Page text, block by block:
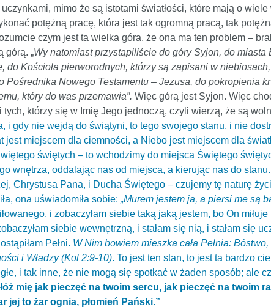
mimo że są istotami światłości, które mają o
potężną pracę, która jest tak ogromną pracą, tak
czym jest ta wielka góra, że ona ma ten problem –
górą. „Wy natomiast przystąpiliście do góry Syjon, do miasta
Kościoła pierworodnych, którzy są zapisani w
Nowego Testamentu – Jezusa, do pokropienia
który do was przemawia”. Więc górą jest Syjon. Więc
którzy się w Imię Jego jednoczą, czyli wierzą, że są
i gdy nie wejdą do świątyni, to tego swojego stanu, i nie
miejscem dla ciemności, a Niebo jest miejscem dla
świętych – to wchodzimy do miejsca Świętego
wnętrza, oddalając nas od miejsca, a kierując nas do
Chrystusa Pana, i Ducha Świętego – czujemy tę naturę
ona uświadomiła sobie: „Murem jestem ja, a piersi me są
i zobaczyłam siebie taką jaką jestem, bo On
siebie wewnętrzną, i stałam się nią, i stałam się
Pełni. W Nim bowiem mieszka cała Pełnia:
i Władzy (Kol 2:9-10). To jest ten stan, to jest ta bardzo
i tak inne, że nie mogą się spotkać w żaden sposób; ale
mię jak pieczęć na twoim sercu, jak pieczęć na twoim
jej to żar ognia, płomień Pański.”